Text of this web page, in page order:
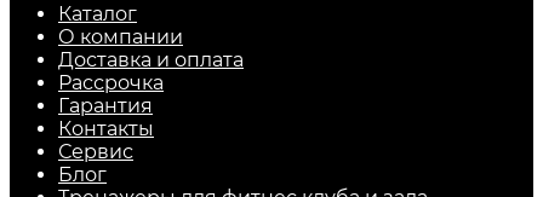
Каталог
О компании
Доставка и оплата
Рассрочка
Гарантия
Контакты
Сервис
Блог